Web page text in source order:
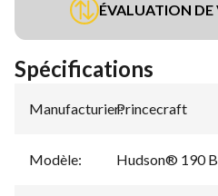
ÉVALUATION DE
Spécifications
Manufacturier:
Princecraft
Modèle: Hudson® 190